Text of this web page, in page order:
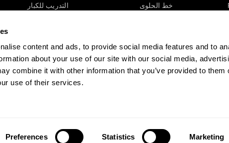
content and ads, to provide social media features and to
about your use of our site with our social media,
combine it with other information that you’ve provided to them
use of their services.
Preferences Statistics Marketing
التدريب للكبار
خط الحلوى
اللعبة العقلية: تفجير البالونات
ألعاب الذكاء
ألعاب اون لاين من آجل الذاكرة